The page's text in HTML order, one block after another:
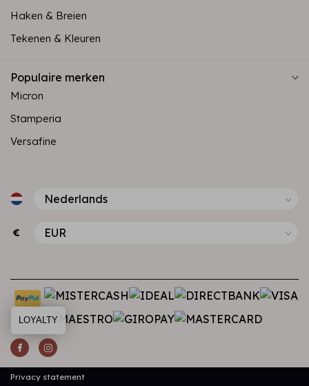
Haken & Breien
Tekenen & Kleuren
Populaire merken
Micron
Stamperia
Versafine
€
Privacy statement
LOYALTY